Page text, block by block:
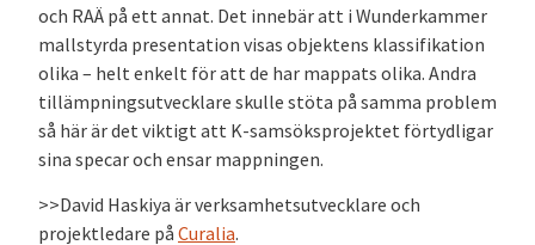
och RAÄ på ett annat. Det innebär att i Wunderkammer
mallstyrda presentation visas objektens klassifikation
olika – helt enkelt för att de har mappats olika. Andra
tillämpningsutvecklare skulle stöta på samma problem
så här är det viktigt att K-samsöksprojektet förtydligar
sina specar och ensar mappningen.
>>David Haskiya är verksamhetsutvecklare och
projektledare på Curalia.